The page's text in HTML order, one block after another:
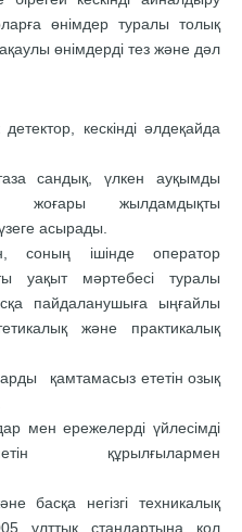
өнімдер туралы толық
өнімдерді тез және дәл
кескінді әлдеқайда
сандық, үлкен ауқымды
жоғары жылдамдықты
асырады.
соның ішінде оператор
уақыт мәртебесі туралы
пайдаланушыға ыңғайлы
және практикалық
қамтамасыз ететін озық
мен ережелерді үйлесімді
құрылғылармен
басқа негізгі техникалық
ұлттық стандартына қол